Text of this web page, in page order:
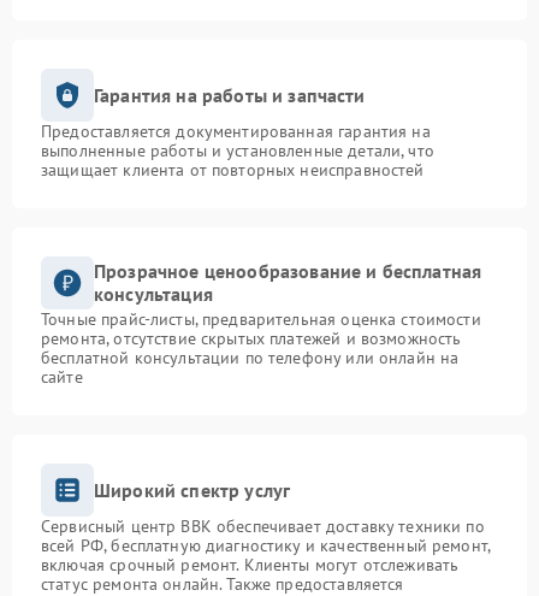
Гарантия на работы и запчасти
Предоставляется документированная гарантия на
выполненные работы и установленные детали, что
защищает клиента от повторных неисправностей
Прозрачное ценообразование и бесплатная
консультация
Точные прайс-листы, предварительная оценка стоимости
ремонта, отсутствие скрытых платежей и возможность
бесплатной консультации по телефону или онлайн на
сайте
Широкий спектр услуг
Сервисный центр BBK обеспечивает доставку техники по
всей РФ, бесплатную диагностику и качественный ремонт,
включая срочный ремонт. Клиенты могут отслеживать
статус ремонта онлайн. Также предоставляется